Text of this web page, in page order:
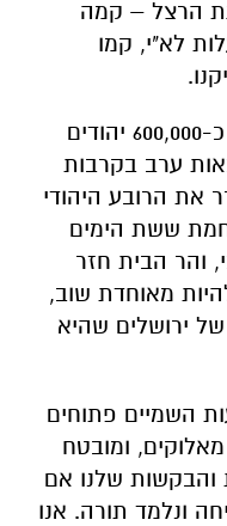
הרצל – קמה
לא"י, קמו
במלחמת העצמאות חיו בארץ כ-600,000 יהודים
ערב בקרבות
את הרובע היהודי
ששת הימים
והר הבית חזר
מאוחדת שוב,
אחדות של ירושלים שהיא
השמיים פתוחים
ומובטח
שלנו אם
ונלמד תורה. אנו